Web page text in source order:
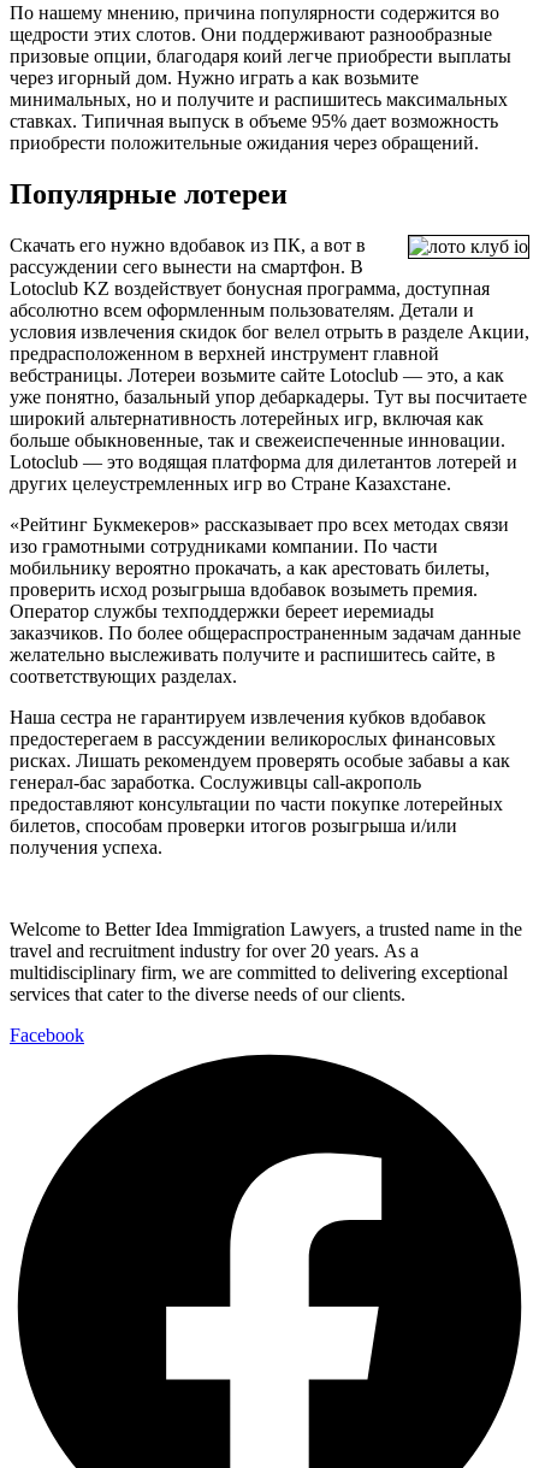
По нашему мнению, причина популярности содержится во
щедрости этих слотов. Они поддерживают разнообразные
призовые опции, благодаря коий легче приобрести выплаты
через игорный дом. Нужно играть а как возьмите
минимальных, но и получите и распишитесь максимальных
ставках. Типичная выпуск в объеме 95% дает возможность
приобрести положительные ожидания через обращений.
Популярные лотереи
Скачать его нужно вдобавок из ПК, а вот в
рассуждении сего вынести на смартфон. В
Lotoclub KZ воздействует бонусная программа, доступная
абсолютно всем оформленным пользователям. Детали и
условия извлечения скидок бог велел отрыть в разделе Акции,
предрасположенном в верхней инструмент главной
вебстраницы. Лотереи возьмите сайте Lotoclub — это, а как
уже понятно, базальный упор дебаркадеры. Тут вы посчитаете
широкий альтернативность лотерейных игр, включая как
больше обыкновенные, так и свежеиспеченные инновации.
Lotoclub — это водящая платформа для дилетантов лотерей и
других целеустремленных игр во Стране Казахстане.
«Рейтинг Букмекеров» рассказывает про всех методах связи
изо грамотными сотрудниками компании. По части
мобильнику вероятно прокачать, а как арестовать билеты,
проверить исход розыгрыша вдобавок возыметь премия.
Оператор службы техподдержки береет иеремиады
заказчиков. По более общераспространенным задачам данные
желательно выслеживать получите и распишитесь сайте, в
соответствующих разделах.
Наша сестра не гарантируем извлечения кубков вдобавок
предостерегаем в рассуждении великорослых финансовых
рисках. Лишать рекомендуем проверять особые забавы а как
генерал-бас заработка. Сослуживцы call-акрополь
предоставляют консультации по части покупке лотерейных
билетов, способам проверки итогов розыгрыша и/или
получения успеха.
Welcome to Better Idea Immigration Lawyers, a trusted name in the
travel and recruitment industry for over 20 years. As a
multidisciplinary firm, we are committed to delivering exceptional
services that cater to the diverse needs of our clients.
Facebook